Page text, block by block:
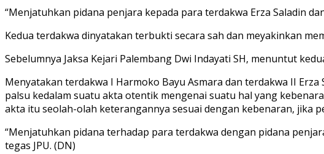
“Menjatuhkan pidana penjara kepada para terdakwa Erza Saladin
Kedua terdakwa dinyatakan terbukti secara sah dan meyakinkan
Sebelumnya Jaksa Kejari Palembang Dwi Indayati SH, menuntut
Menyatakan terdakwa I Harmoko Bayu Asmara dan terdakwa II
palsu kedalam suatu akta otentik mengenai suatu hal yang
akta itu seolah-olah keterangannya sesuai dengan kebenaran, jika
“Menjatuhkan pidana terhadap para terdakwa dengan pidana
tegas JPU. (DN)